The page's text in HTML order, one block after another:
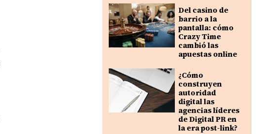
Del casino de
barrio a la
pantalla: cómo
Crazy Time
cambió las
apuestas online
¿Cómo
construyen
autoridad
digital las
agencias líderes
de Digital PR en
la era post-link?